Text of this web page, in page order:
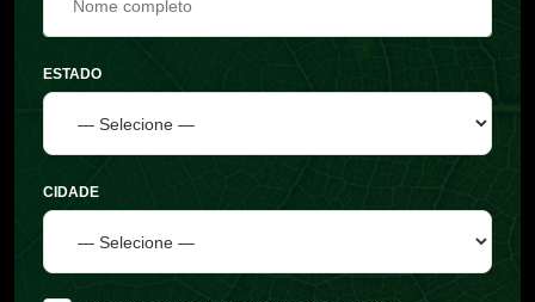
ESTADO
CIDADE